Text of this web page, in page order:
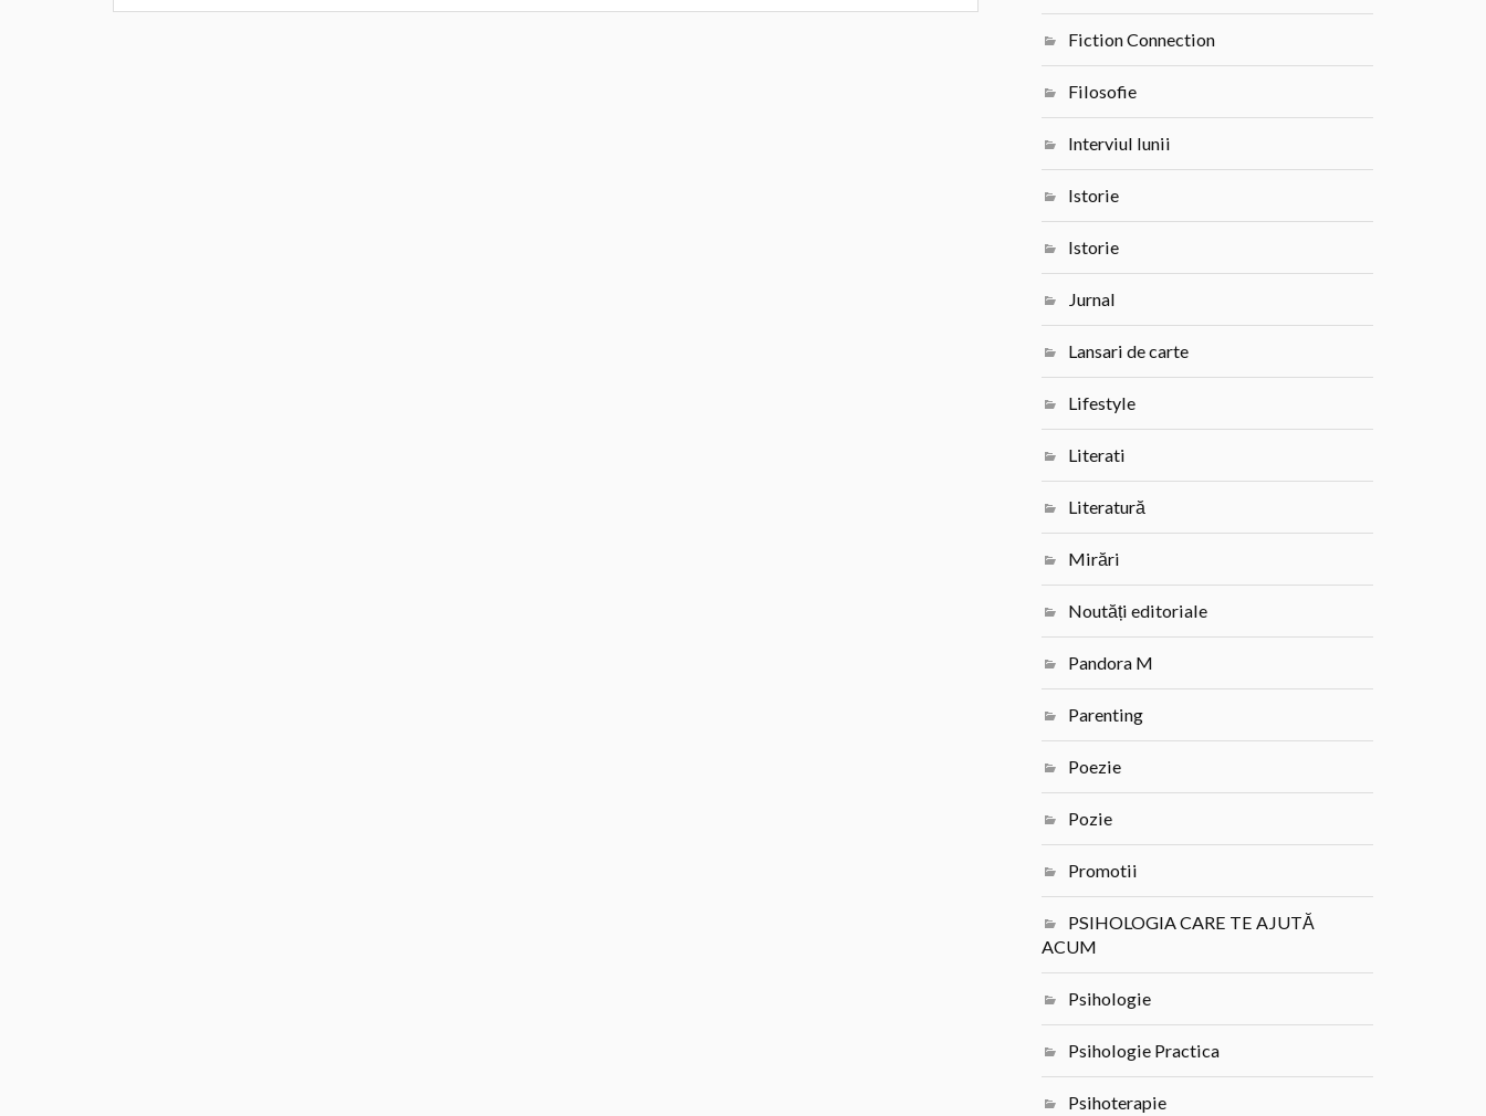
Fiction Connection
Filosofie
Interviul lunii
Istorie
Istorie
Jurnal
Lansari de carte
Lifestyle
Literati
Literatură
Mirări
Noutăți editoriale
Pandora M
Parenting
Poezie
Pozie
Promotii
PSIHOLOGIA CARE TE AJUTĂ
ACUM
Psihologie
Psihologie Practica
Psihoterapie